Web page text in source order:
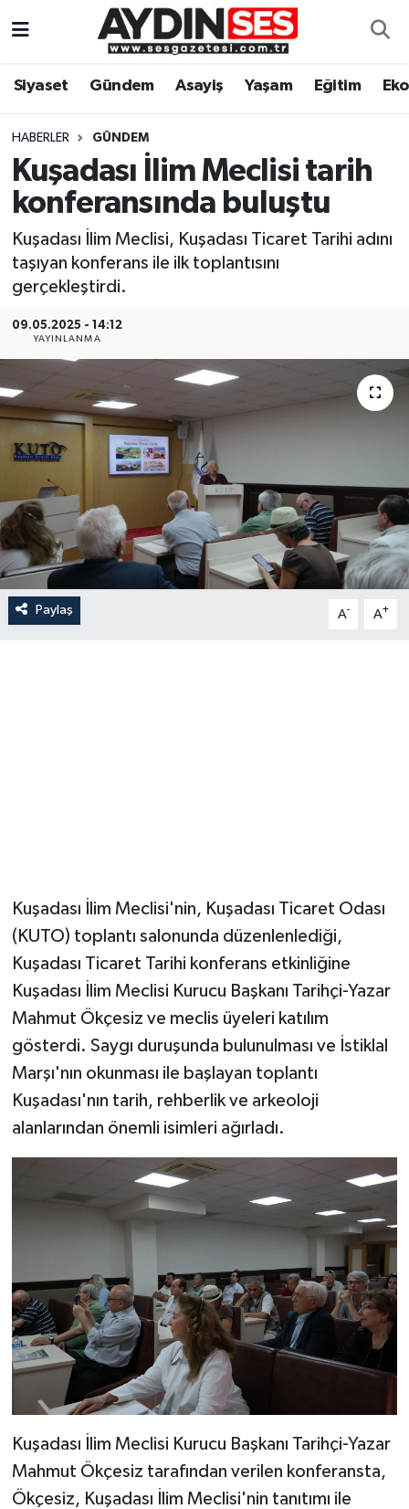
Siyaset Gündem Asayiş Yaşam Eğitim
HABERLER GÜNDEM
Kuşadası İlim Meclisi tarih
konferansında buluştu
Kuşadası İlim Meclisi, Kuşadası Ticaret Tarihi adını
taşıyan konferans ile ilk toplantısını
gerçekleştirdi.
09.05.2025 - 14:12
YAYINLANMA
Paylaş A- A+
Kuşadası İlim Meclisi'nin, Kuşadası Ticaret Odası
(KUTO) toplantı salonunda düzenlenlediği,
Kuşadası Ticaret Tarihi konferans etkinliğine
Kuşadası İlim Meclisi Kurucu Başkanı Tarihçi-Yazar
Mahmut Ökçesiz ve meclis üyeleri katılım
gösterdi. Saygı duruşunda bulunulması ve İstiklal
Marşı'nın okunması ile başlayan toplantı
Kuşadası'nın tarih, rehberlik ve arkeoloji
alanlarından önemli isimleri ağırladı.
Kuşadası İlim Meclisi Kurucu Başkanı Tarihçi-Yazar
Mahmut Ökçesiz tarafından verilen konferansta,
Ökçesiz, Kuşadası İlim Meclisi'nin tanıtımı ile
Gündem
Siyaset
Ekonomi
Yaşam
Spor
Aydın Hava Durumu
Aydin Namaz Vakitleri
Aydın Trafik Yoğunluk Haritası
Süper Lig Puan Durumu ve Fikstür
Haber Arşivi